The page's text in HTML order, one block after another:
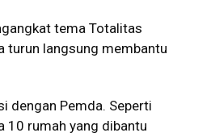
tema Totalitas
turun langsung membantu
dengan Pemda. Seperti
10 rumah yang dibantu